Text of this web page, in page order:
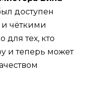
доступен
чёткими
для тех, кто
и теперь может